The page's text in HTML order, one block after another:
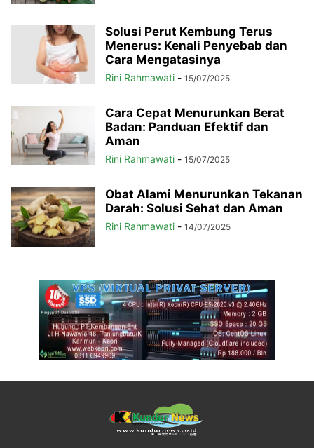
Solusi Perut Kembung Terus
Menerus: Kenali Penyebab dan
Cara Mengatasinya
Rini Rahmawati - 15/07/2025
Cara Cepat Menurunkan Berat
Badan: Panduan Efektif dan
Aman
Rini Rahmawati - 15/07/2025
Obat Alami Menurunkan Tekanan
Darah: Solusi Sehat dan Aman
Rini Rahmawati - 14/07/2025